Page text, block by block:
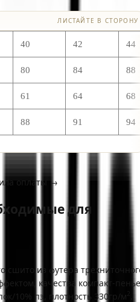
ЛИСТАЙТЕ В СТОРОНУ
40 42 44
80 84 88
61 64 68
88 91 94
оплаты →
для
сшито из футера
качества компакт-
10% пэ, плотность 330гр/м